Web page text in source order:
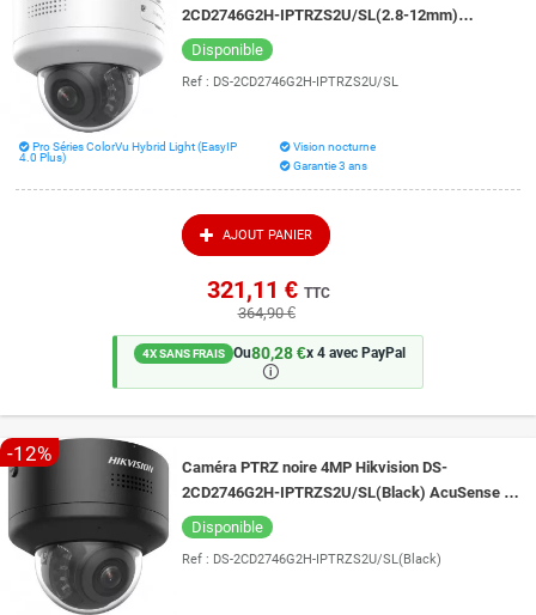
2CD2746G2H-IPTRZS2U/SL(2.8-12mm)
AcuSense et Live Guard vision de nuit 40 mètres
Disponible
Ref : DS-2CD2746G2H-IPTRZS2U/SL
Pro Séries ColorVu Hybrid Light (EasyIP
4.0 Plus)
Vision nocturne
Garantie 3 ans
AJOUT PANIER
321,11 € TTC
364,90 €
4X SANS FRAIS Ou80,28 €x 4 avec PayPal
🛈
-12%
Caméra PTRZ noire 4MP Hikvision DS-
2CD2746G2H-IPTRZS2U/SL(Black) AcuSense et
Live Guard vision de nuit 40 mètres
Disponible
Ref : DS-2CD2746G2H-IPTRZS2U/SL(Black)